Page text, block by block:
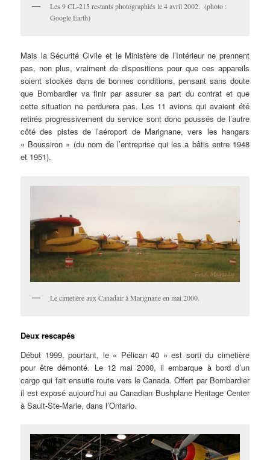
Les 9 CL-215 restants photographiés le 4 avril 2002. (photo :
Google Earth)
Mais la Sécurité Civile et le Ministère de l’Intérieur ne prennent
pas, non plus, vraiment de dispositions pour que ces appareils
soient stockés dans de bonnes conditions, pensant sans doute
que Bombardier va finir par assurer sa part du contrat et que
cette situation ne perdurera pas. Les 11 avions qui avaient été
retirés progressivement du service sont donc poussés de l’autre
côté des pistes de l’aéroport de Marignane, vers les hangars
« Boussiron » (du nom de l’entreprise qui les a bâtis entre 1948
et 1951).
Le cimetière aux Canadair à Marignane en mai 2000.
Deux rescapés
Début 1999, pourtant, le « Pélican 40 » est sorti du cimetière
pour être démonté. Le 12 mai 2000, il embarque à bord d’un
cargo qui fait ensuite route vers le Canada. Offert par Bombardier
il est exposé aujourd’hui au Canadian Bushplane Heritage Center
à Sault-Ste-Marie, dans l’Ontario.